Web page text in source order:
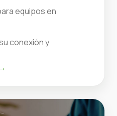
equipos en
conexión y
→